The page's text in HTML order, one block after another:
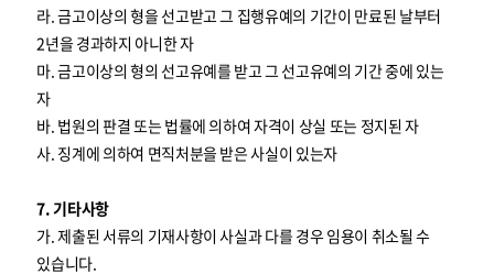
라. 금고이상의 형을 선고받고 그 집행유예의 기간이 만료된 날부터
2년을 경과하지 아니한 자
마. 금고이상의 형의 선고유예를 받고 그 선고유예의 기간 중에 있는
자
바. 법원의 판결 또는 법률에 의하여 자격이 상실 또는 정지된 자
사. 징계에 의하여 면직처분을 받은 사실이 있는자
7. 기타사항
가. 제출된 서류의 기재사항이 사실과 다를 경우 임용이 취소될 수
있습니다.